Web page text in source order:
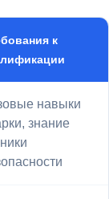
к
навыки
знание